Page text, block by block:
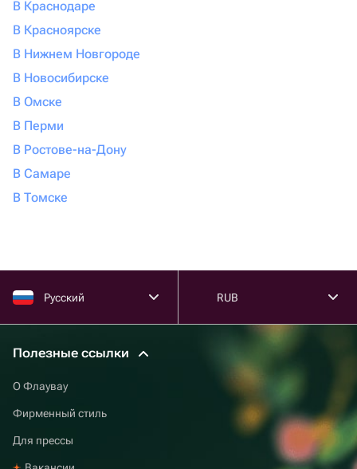
В Краснодаре
В Красноярске
В Нижнем Новгороде
В Новосибирске
В Омске
В Перми
В Ростове-на-Дону
В Самаре
В Томске
Русский RUB
Полезные ссылки
О Флаувау
Фирменный стиль
Для прессы